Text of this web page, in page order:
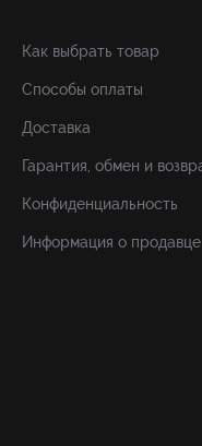
Как выбрать товар
Способы оплаты
Доставка
Гарантия, обмен и
Конфиденциальность
Информация о продавце